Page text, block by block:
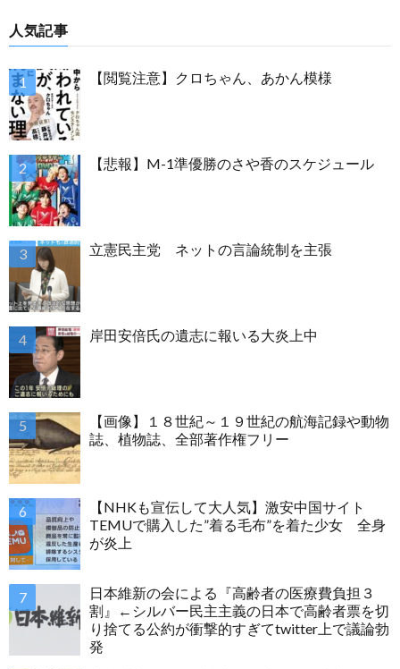
人気記事
【閲覧注意】クロちゃん、あかん模様
【悲報】M-1準優勝のさや香のスケジュール
立憲民主党 ネットの言論統制を主張
岸田安倍氏の遺志に報いる大炎上中
【画像】１８世紀～１９世紀の航海記録や動物
誌、植物誌、全部著作権フリー
【NHKも宣伝して大人気】激安中国サイト
TEMUで購入した”着る毛布”を着た少女 全身
が炎上
日本維新の会による『高齢者の医療費負担３
割』←シルバー民主主義の日本で高齢者票を切
り捨てる公約が衝撃的すぎてtwitter上で議論勃
発